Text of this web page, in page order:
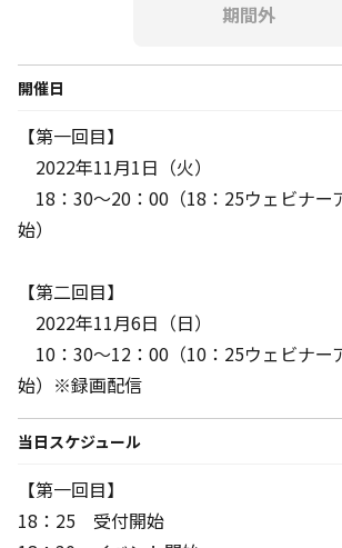
期間外
開催日
【第一回目】
2022年11月1日（火）
18：30〜20：00（18：25ウェビナー
始）
【第二回目】
2022年11月6日（日）
10：30～12：00（10：25ウェビナー
始）※録画配信
当日スケジュール
【第一回目】
18：25 受付開始